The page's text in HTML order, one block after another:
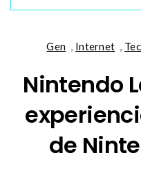
Gen , Internet ,
Nintendo
de